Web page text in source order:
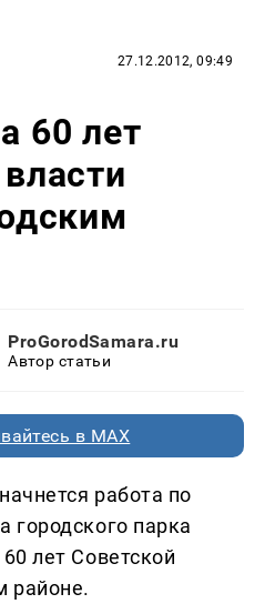
27.12.2012, 09:49
60 лет
ProGorodSamara.ru
Автор статьи
в MAX
работа по
городского парка
лет Советской
районе.